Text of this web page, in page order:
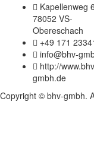
Kapellenweg
78052 VS-
Obereschach
+49 171
info@bhv-
http://
gmbh.de
Copyright © bhv-gmbh.